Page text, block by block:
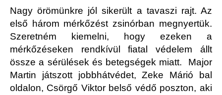
Nagy örömünkre jól sikerült a tavaszi rajt. Az
első három mérkőzést zsinórban megnyertük.
Szeretném kiemelni, hogy ezeken a
mérkőzéseken rendkívül fiatal védelem állt
össze a sérülések és betegségek miatt. Major
Martin játszott jobbhátvédet, Zeke Márió bal
oldalon, Csörgő Viktor belső védő poszton, aki